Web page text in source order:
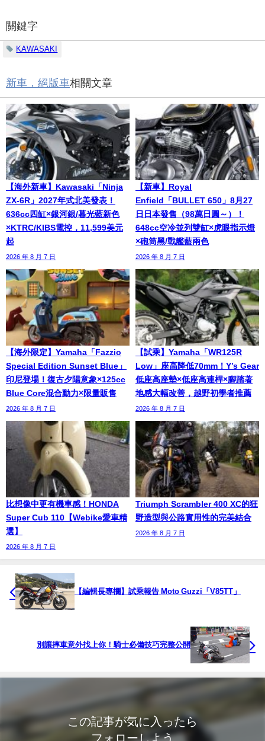
關鍵字
KAWASAKI
新車．絕版車相關文章
【海外新車】Kawasaki「Ninja
ZX-6R」2027年式北美發表！
636cc四缸×銀河銀/暮光藍新色
×KTRC/KIBS電控，11,599美元
起
2026 年 8 月 7 日
【新車】Royal
Enfield「BULLET 650」8月27
日日本發售（98萬日圓～）！
648cc空冷並列雙缸×虎眼指示燈
×砲筒黑/戰艦藍兩色
2026 年 8 月 7 日
【海外限定】Yamaha「Fazzio
Special Edition Sunset Blue」
印尼登場！復古夕陽意象×125cc
Blue Core混合動力×限量販售
2026 年 8 月 7 日
【試乘】Yamaha「WR125R
Low」座高降低70mm！Y’s Gear
低座高座墊×低座高連桿×腳踏著
地感大幅改善，越野初學者推薦
2026 年 8 月 7 日
比想像中更有機車感！HONDA
Super Cub 110【Webike愛車精
選】
2026 年 8 月 7 日
Triumph Scrambler 400 XC的狂
野造型與公路實用性的完美結合
2026 年 8 月 7 日
【編輯長專欄】試乘報告 Moto Guzzi「V85TT」
別讓摔車意外找上你！騎士必備技巧完整公開
この記事が気に入ったら
フォローしよう